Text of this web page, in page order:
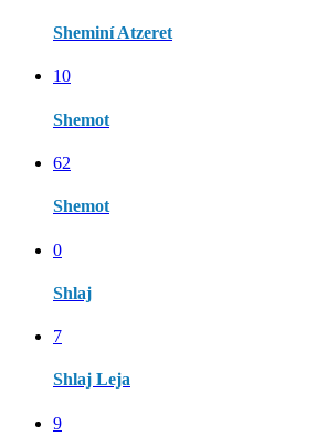
Sheminí Atzeret
10
Shemot
62
Shemot
0
Shlaj
7
Shlaj Leja
9